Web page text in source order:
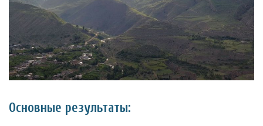
Основные результаты: